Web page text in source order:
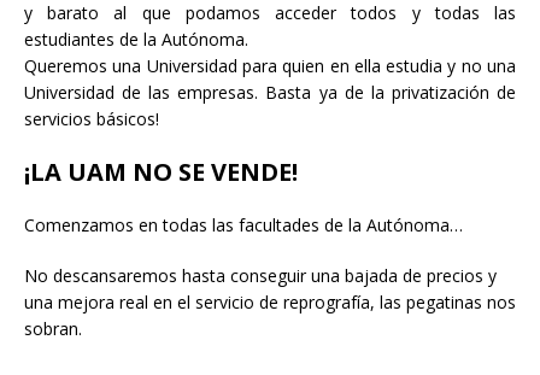
y barato al que podamos acceder todos y todas las
estudiantes de la Autónoma.
Queremos una Universidad para quien en ella estudia y no una
Universidad de las empresas. Basta ya de la privatización de
servicios básicos!
¡LA UAM NO SE VENDE!
Comenzamos en todas las facultades de la Autónoma…
No descansaremos hasta conseguir una bajada de precios y
una mejora real en el servicio de reprografía, las pegatinas nos
sobran.